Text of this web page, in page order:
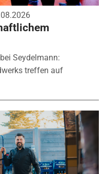
Seydelmann:
treffen auf